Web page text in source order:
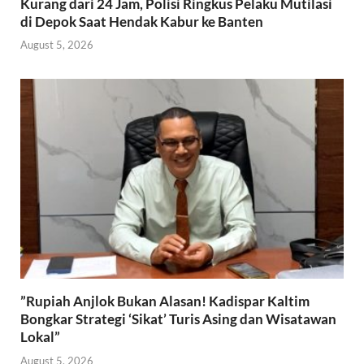
Kurang dari 24 Jam, Polisi Ringkus Pelaku Mutilasi
di Depok Saat Hendak Kabur ke Banten
August 5, 2026
​”Rupiah Anjlok Bukan Alasan! Kadispar Kaltim
Bongkar Strategi ‘Sikat’ Turis Asing dan Wisatawan
Lokal”
August 5, 2026